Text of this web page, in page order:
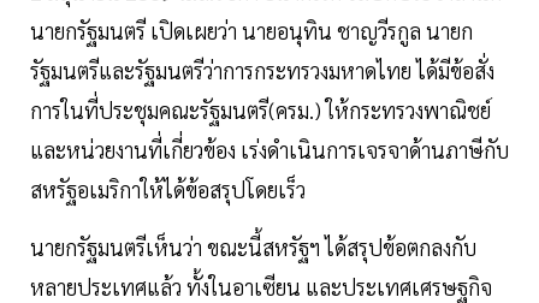
นายกรัฐมนตรี เปิดเผยว่า นายอนุทิน ชาญวีรกูล นายก
รัฐมนตรีและรัฐมนตรีว่าการกระทรวงมหาดไทย ได้มีข้อสั่ง
การในที่ประชุมคณะรัฐมนตรี(ครม.) ให้กระทรวงพาณิชย์
และหน่วยงานที่เกี่ยวข้อง เร่งดำเนินการเจรจาด้านภาษีกับ
สหรัฐอเมริกาให้ได้ข้อสรุปโดยเร็ว
นายกรัฐมนตรีเห็นว่า ขณะนี้สหรัฐฯ ได้สรุปข้อตกลงกับ
หลายประเทศแล้ว ทั้งในอาเซียน และประเทศเศรษฐกิจ